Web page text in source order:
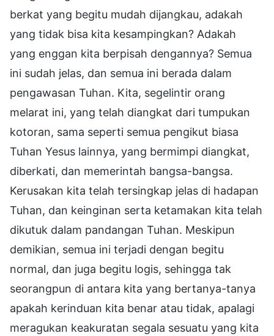
berkat yang begitu mudah dijangkau, adakah
yang tidak bisa kita kesampingkan? Adakah
yang enggan kita berpisah dengannya? Semua
ini sudah jelas, dan semua ini berada dalam
pengawasan Tuhan. Kita, segelintir orang
melarat ini, yang telah diangkat dari tumpukan
kotoran, sama seperti semua pengikut biasa
Tuhan Yesus lainnya, yang bermimpi diangkat,
diberkati, dan memerintah bangsa-bangsa.
Kerusakan kita telah tersingkap jelas di hadapan
Tuhan, dan keinginan serta ketamakan kita telah
dikutuk dalam pandangan Tuhan. Meskipun
demikian, semua ini terjadi dengan begitu
normal, dan juga begitu logis, sehingga tak
seorangpun di antara kita yang bertanya-tanya
apakah kerinduan kita benar atau tidak, apalagi
meragukan keakuratan segala sesuatu yang kita